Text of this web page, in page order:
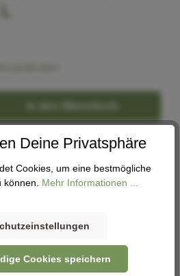
auswählen
Deine Privatsphäre
Cookies, um eine bestmögliche
können. Mehr Informationen ...
Cookies speichern